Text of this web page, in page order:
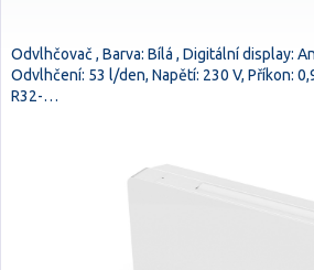
Odvlhčovač , Barva: Bílá , Digitální display:
Odvlhčení: 53 l/den, Napětí: 230 V, Příkon:
R32-…